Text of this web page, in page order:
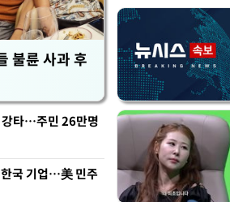
불륜 사과 후
강타…주민 26만명
국 기업…美 민주